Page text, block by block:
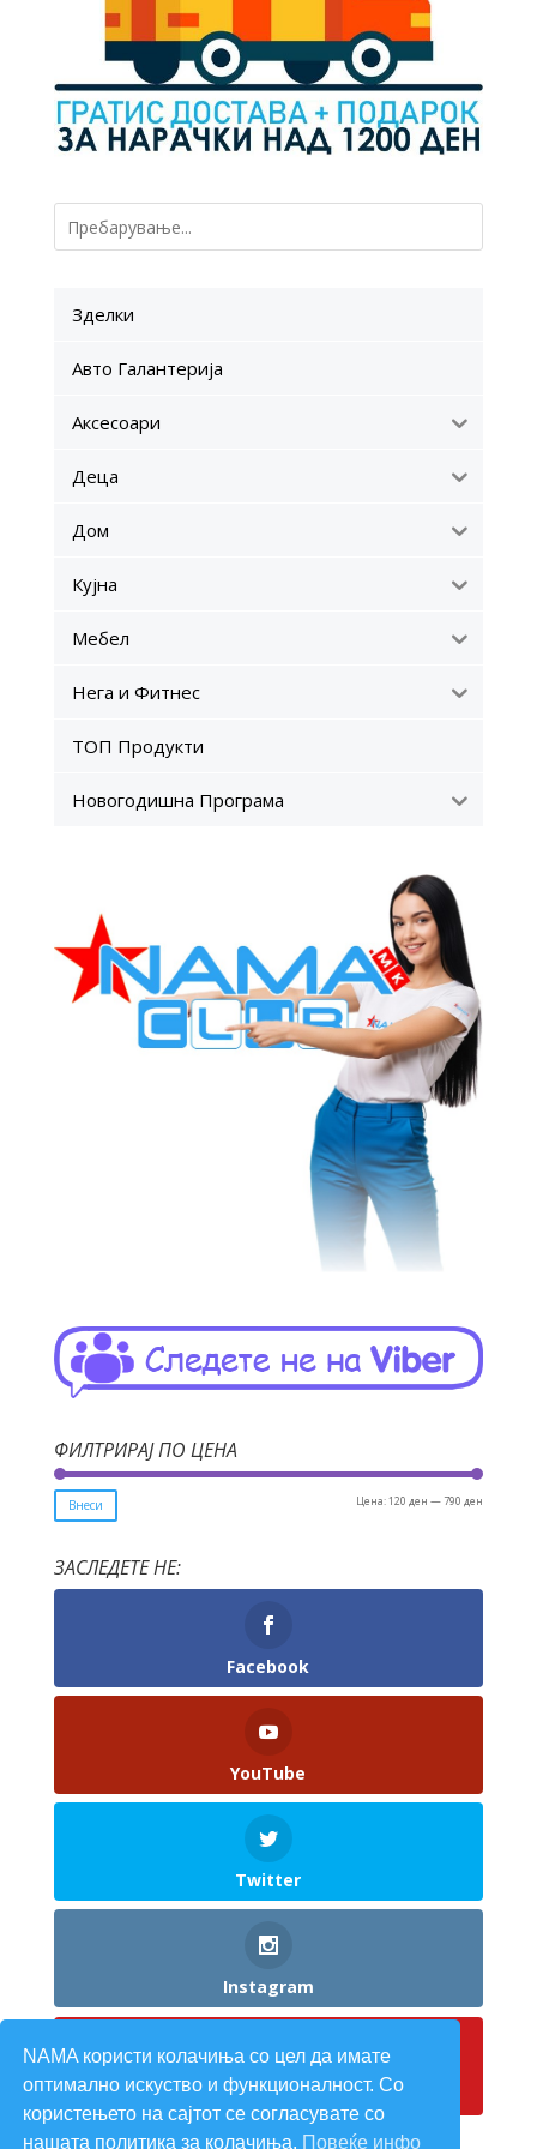
Зделки
Авто Галантерија
Аксесоари
Деца
Дом
Кујна
Мебел
Нега и Фитнес
ТОП Продукти
Новогодишна Програма
ФИЛТРИРАЈ ПО ЦЕНА
Внеси Цена:120 ден — 790 ден
ЗАСЛЕДЕТЕ НЕ:
Facebook
YouTube
Twitter
Instagram
Pinterest
NAMA користи колачиња со цел да имате
оптимално искуство и функционалност. Со
користењето на сајтот се согласувате со
нашата политика за колачиња. Повеќе инфо